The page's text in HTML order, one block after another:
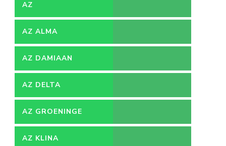
AZ
AZ ALMA
AZ DAMIAAN
AZ DELTA
AZ GROENINGE
AZ KLINA